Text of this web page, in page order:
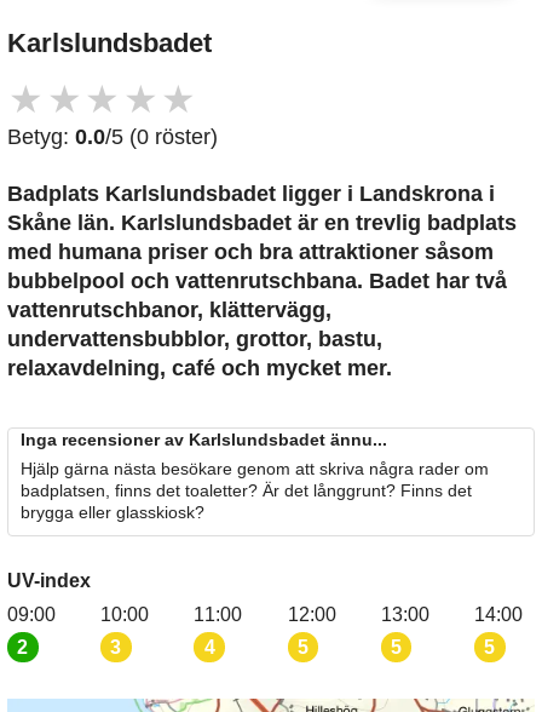
Karlslundsbadet
★ ★ ★ ★ ★
Betyg: 0.0/5 (0 röster)
Badplats Karlslundsbadet ligger i Landskrona i
Skåne län. Karlslundsbadet är en trevlig badplats
med humana priser och bra attraktioner såsom
bubbelpool och vattenrutschbana. Badet har två
vattenrutschbanor, klättervägg,
undervattensbubblor, grottor, bastu,
relaxavdelning, café och mycket mer.
Inga recensioner av Karlslundsbadet ännu...
Hjälp gärna nästa besökare genom att skriva några rader om
badplatsen, finns det toaletter? Är det långgrunt? Finns det
brygga eller glasskiosk?
UV-index
09:00
2
10:00
3
11:00
4
12:00
5
13:00
5
14:00
5